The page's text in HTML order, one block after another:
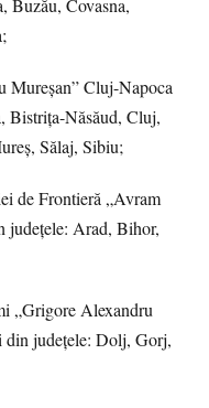
Buzău, Covasna,
Mureșan” Cluj-Napoca
Bistrița-Năsăud, Cluj,
Sălaj, Sibiu;
de Frontieră „Avram
județele: Arad, Bihor,
„Grigore Alexandru
din județele: Dolj, Gorj,